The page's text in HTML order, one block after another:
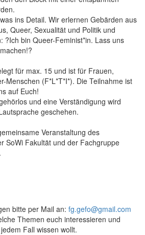
ins Detail. Wir erlernen Gebärden aus
Queer, Sexualität und Politik und
?Ich bin Queer-Feminist*in. Lass uns
für max. 15 und ist für Frauen,
Menschen (F*L*T*I*). Die Teilnahme ist
auf Euch!
und eine Verständigung wird
geschehen.
Veranstaltung des
SoWi Fakultät und der Fachgruppe
bitte per Mail an: fg.gefo@gmail.com
Themen euch interessieren und
Fall wissen wollt.